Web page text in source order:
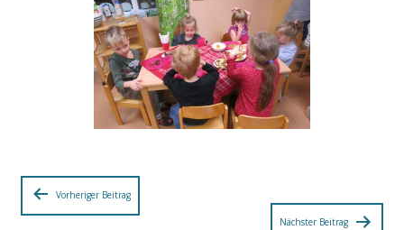
Beitragsnavigation
Vorheriger Beitrag
Nächster Beitrag